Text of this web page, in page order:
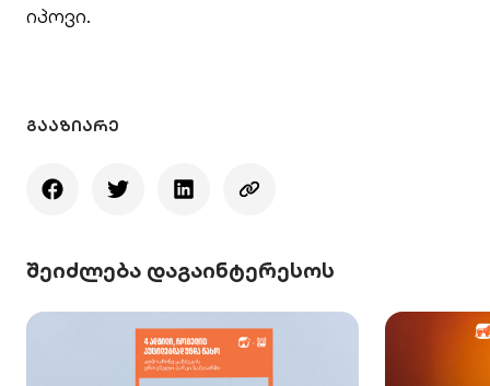
იპოვი.
ᲒᲐᲐᲖᲘᲐᲠᲔ
შეიძლება დაგაინტერესოს